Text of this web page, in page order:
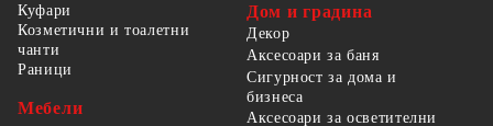
Куфари
Козметични и тоалетни
чанти
Раници
Мебели
Дом и градина
Декор
Аксесоари за баня
Сигурност за дома и
бизнеса
Аксесоари за осветителни